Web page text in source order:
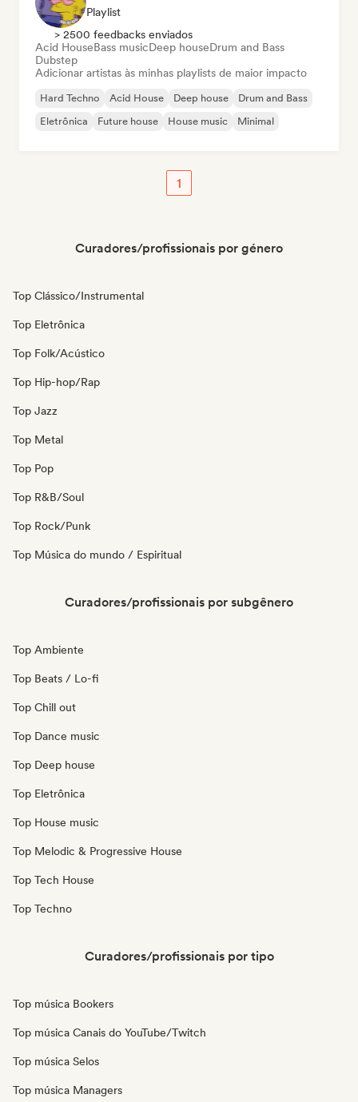
Playlist
> 2500 feedbacks enviados
Acid HouseBass musicDeep houseDrum and Bass
Dubstep
Adicionar artistas às minhas playlists de maior impacto
Hard Techno Acid House Deep house
Drum and Bass
Eletrônica
Future house House music Minimal
1
Curadores/profissionais por género
Top Clássico/Instrumental
Top Eletrônica
Top Folk/Acústico
Top Hip-hop/Rap
Top Jazz
Top Metal
Top Pop
Top R&B/Soul
Top Rock/Punk
Top Música do mundo / Espiritual
Curadores/profissionais por subgênero
Top Ambiente
Top Beats / Lo-fi
Top Chill out
Top Dance music
Top Deep house
Top Eletrônica
Top House music
Top Melodic & Progressive House
Top Tech House
Top Techno
Curadores/profissionais por tipo
Top música Bookers
Top música Canais do YouTube/Twitch
Top música Selos
Top música Managers